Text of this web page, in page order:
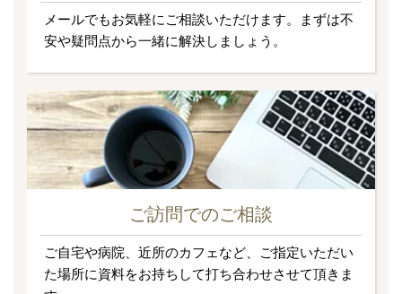
メールでもお気軽にご相談いただけます。まずは不
安や疑問点から一緒に解決しましょう。
ご訪問でのご相談
ご自宅や病院、近所のカフェなど、ご指定いただい
た場所に資料をお持ちして打ち合わせさせて頂きま